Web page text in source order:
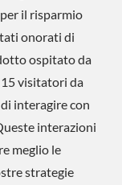
il risparmio
onorati di
ospitato da
visitatori da
interagire con
interazioni
meglio le
strategie